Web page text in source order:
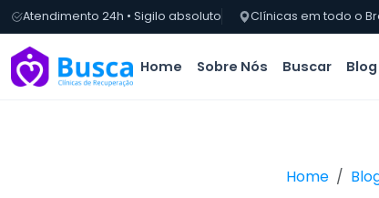
Atendimento 24h • Sigilo absoluto Clínicas em todo o
Home Sobre Nós Buscar Blog
Home